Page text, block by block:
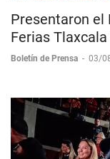
Presentaron el
Ferias
Boletín de Prensa - 03/